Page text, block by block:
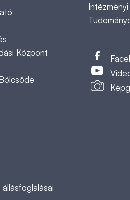
Központ